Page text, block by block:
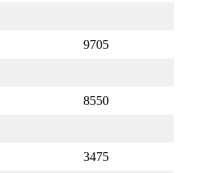
9705
8550
3475